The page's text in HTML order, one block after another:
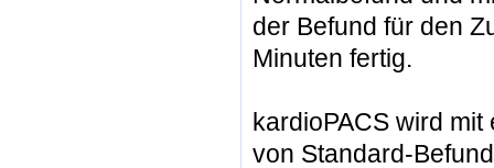
der Befund für den
Minuten fertig.
kardioPACS wird
von Standard-